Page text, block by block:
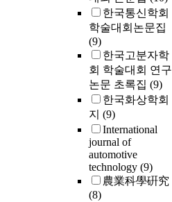
한국통신학회
학술대회논문집
(9)
한국고분자학
회 학술대회 연구
논문 초록집 (9)
한국화상학회
지 (9)
International
journal of
automotive
technology (9)
農業科學硏究
(8)